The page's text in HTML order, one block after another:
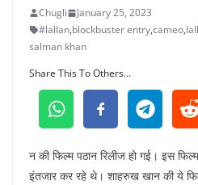
Chugli
January 25, 2023
#lallan,blockbuster entry,cameo,
salman khan
Share This To Others...
न की फिल्म पठान रिलीज हो गई। इस
इंतजार कर रहे थे। शाहरुख खान की ये